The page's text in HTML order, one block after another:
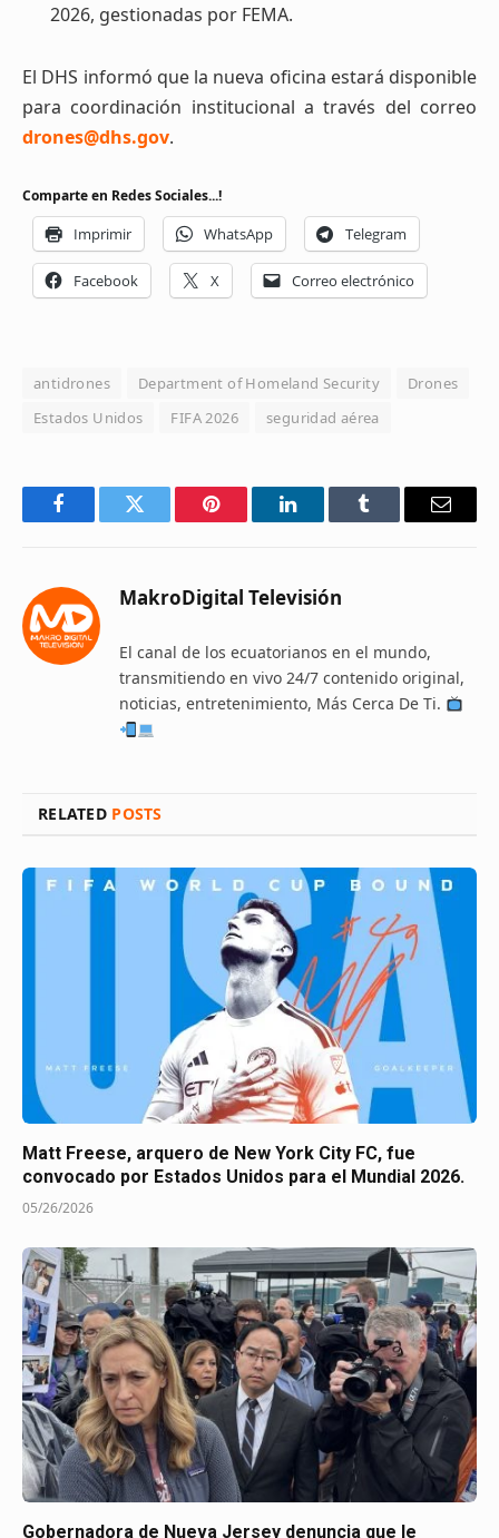
2026, gestionadas por FEMA.
El DHS informó que la nueva oficina estará disponible
para coordinación institucional a través del correo
drones@dhs.gov.
Comparte en Redes Sociales...!
Imprimir WhatsApp Telegram
Facebook X Correo electrónico
antidrones Department of Homeland Security
Drones
Estados Unidos
FIFA 2026 seguridad aérea
FacebookTwitter Pinterest LinkedInTumblr Email
MakroDigital Televisión
El canal de los ecuatorianos en el mundo,
transmitiendo en vivo 24/7 contenido original,
noticias, entretenimiento, Más Cerca De Ti.
RELATED POSTS
Matt Freese, arquero de New York City FC, fue
convocado por Estados Unidos para el Mundial 2026.
05/26/2026
Gobernadora de Nueva Jersey denuncia que le